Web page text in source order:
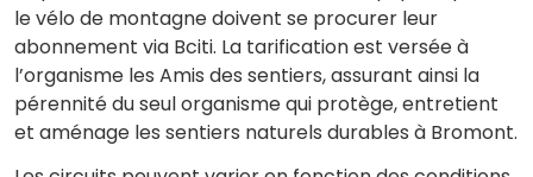
le vélo de montagne doivent se procurer leur
abonnement via Bciti. La tarification est versée à
l’organisme les Amis des sentiers, assurant ainsi la
pérennité du seul organisme qui protège, entretient
et aménage les sentiers naturels durables à Bromont.